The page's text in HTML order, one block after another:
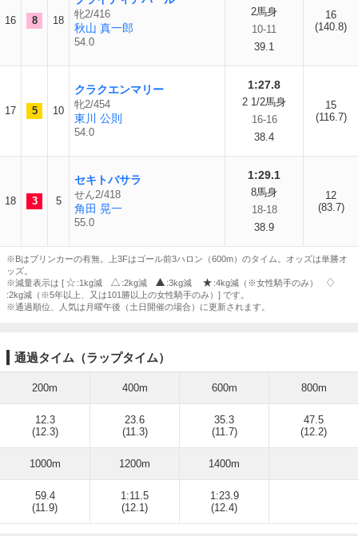
16 8 18
牝2/416
秋山 真一郎
54.0
2馬身
10-11
39.1
16
(140.8)
17 5 10
クラクエンマリー
牝2/454
東川 公則
54.0
1:27.8
2 1/2馬身
16-16
38.4
15
(116.7)
18 3 5
セキトバサラ
せん2/418
角田 晃一
55.0
1:29.1
8馬身
18-18
38.9
12
(83.7)
※Bはブリンカーの有無。上3Fはゴール前3ハロン（600m）のタイム。オッズは単勝オ
ッズ。
※減量表示は [
:1kg減 :2kg減 :3kg減
:4kg減（※女性騎手のみ）
:2kg減（※5年以上、又は101勝以上の女性騎手のみ）] です。
※通過順位、人気は月曜午後（土日開催の場合）に更新されます。
通過タイム（ラップタイム）
200m 400m 600m 800m
12.3
(12.3)
23.6
(11.3)
35.3
(11.7)
47.5
(12.2)
1000m 1200m 1400m
59.4
(11.9)
1:11.5
(12.1)
1:23.9
(12.4)